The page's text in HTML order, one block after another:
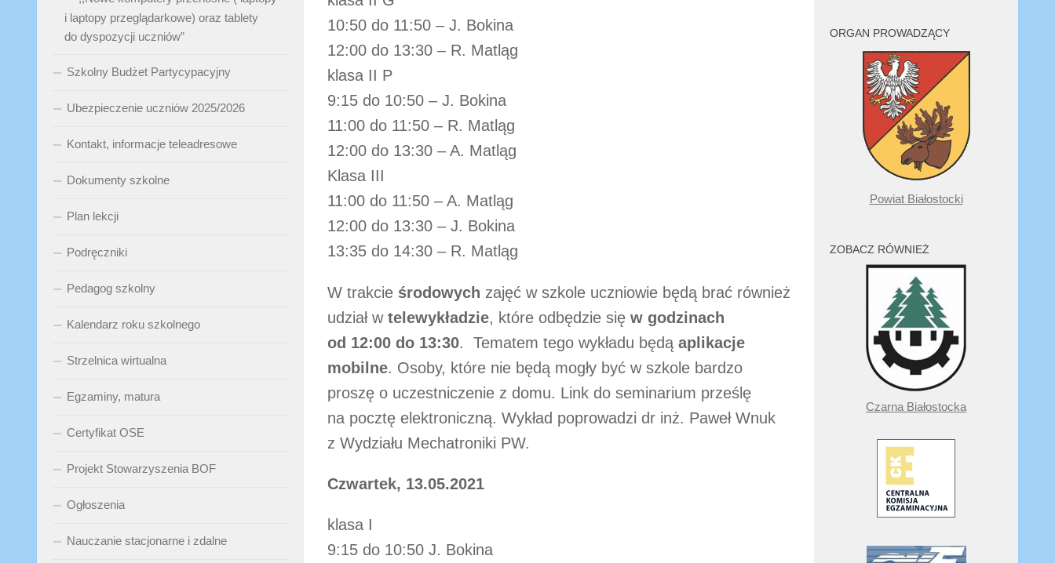
10:50 do 11:50 – J. Bokina
12:00 do 13:30 – R. Matląg
klasa II P
9:15 do 10:50 – J. Bokina
11:00 do 11:50 – R. Matląg
12:00 do 13:30 – A. Matląg
Klasa III
11:00 do 11:50 – A. Matląg
12:00 do 13:30 – J. Bokina
13:35 do 14:30 – R. Matląg
W trakcie środowych zajęć w szkole uczniowie będą brać również
udział w telewykładzie, które odbędzie się w godzinach
od 12:00 do 13:30. Tematem tego wykładu będą aplikacje
mobilne. Osoby, które nie będą mogły być w szkole bardzo
proszę o uczestniczenie z domu. Link do seminarium prześlę
na pocztę elektroniczną. Wykład poprowadzi dr inż. Paweł Wnuk
z Wydziału Mechatroniki PW.
Czwartek, 13.05.2021
klasa I
9:15 do 10:50 J. Bokina
i laptopy przeglądarkowe) oraz tablety
do dyspozycji uczniów”
Szkolny Budżet Partycypacyjny
Ubezpieczenie uczniów 2025/2026
Kontakt, informacje teleadresowe
Dokumenty szkolne
Plan lekcji
Podręczniki
Pedagog szkolny
Kalendarz roku szkolnego
Strzelnica wirtualna
Egzaminy, matura
Certyfikat OSE
Projekt Stowarzyszenia BOF
Ogłoszenia
Nauczanie stacjonarne i zdalne
ORGAN PROWADZĄCY
Powiat Białostocki
ZOBACZ RÓWNIEŻ
Czarna Białostocka